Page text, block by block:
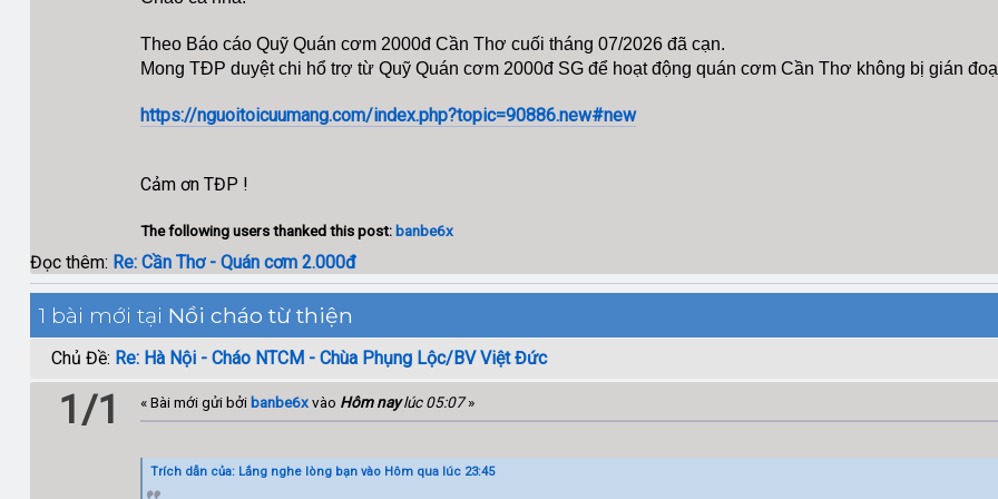
Theo Báo cáo Quỹ Quán cơm 2000đ Cần Thơ cuối tháng 07/2026 đã cạn.
Mong TĐP duyệt chi hổ trợ từ Quỹ Quán cơm 2000đ SG để hoạt động quán cơm Cần Thơ không bị gián
https://nguoitoicuumang.com/index.php?topic=90886.new#new
Cảm ơn TĐP !
The following users thanked this post: banbe6x
Đọc thêm: Re: Cần Thơ - Quán cơm 2.000đ
1 bài mới tại Nồi cháo từ thiện
Chủ Đề: Re: Hà Nội - Cháo NTCM - Chùa Phụng Lộc/BV Việt Đức
1/1 « Bài mới gửi bởi banbe6x vào Hôm naylúc 05:07»
Trích dẫn của: Lắng nghe lòng bạn vào Hôm qualúc 23:45